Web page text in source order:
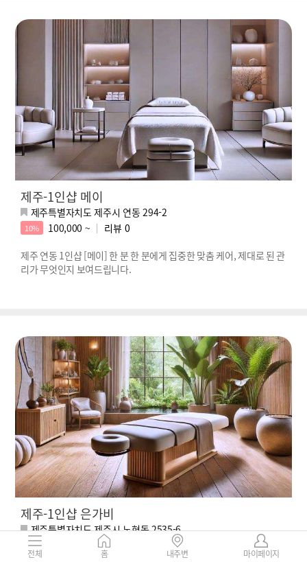
제주-1인샵 메이
제주특별자치도 제주시 연동 294-2
10% 100,000 ~ 리뷰 0
제주 연동 1인샵 [메이] 한 분 한 분에게 집중한 맞춤 케어, 제대로 된 관
리가 무엇인지 보여드립니다.
제주-1인샵 은가비
제주특별자치도 제주시 노형동 2535-6
10% 리뷰
전체 홈 내주변 마이페이지